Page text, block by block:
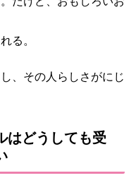
る。
、その人らしさがにじ
はどうしても受